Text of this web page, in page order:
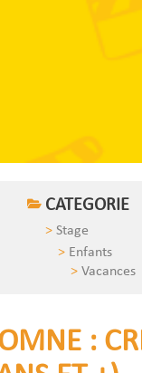
CATEGORIE
Stage
Enfants
Vacances
: